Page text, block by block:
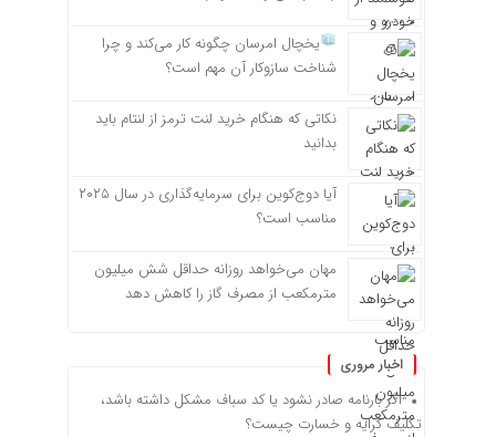
یخچال امرسان چگونه کار می‌کند و چرا
شناخت سازوکار آن مهم است؟
نکاتی که هنگام خرید لنت ترمز از لنتام باید
بدانید
آیا دوج‌کوین برای سرمایه‌گذاری در سال ۲۰۲۵
مناسب است؟
مهان می‌خواهد روزانه حداقل شش میلیون
مترمکعب از مصرف گاز را کاهش دهد
اخبار مروری
اگر بارنامه صادر نشود یا کد سباف مشکل داشته باشد،
تکلیف کرایه و خسارت چیست؟